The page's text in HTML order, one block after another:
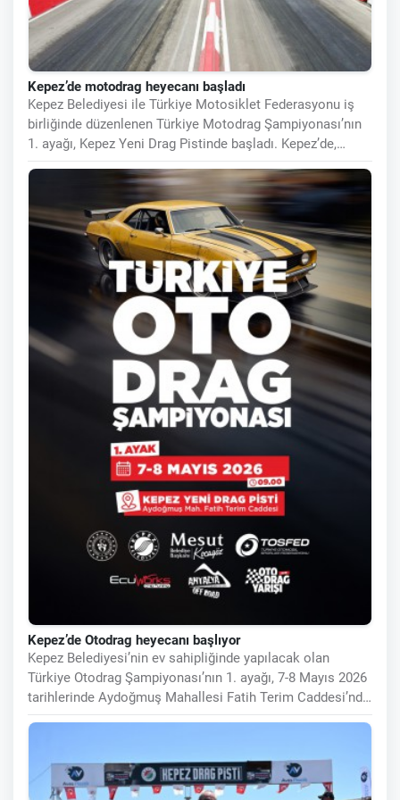
Kepez’de motodrag heyecanı başladı
Kepez Belediyesi ile Türkiye Motosiklet Federasyonu iş
birliğinde düzenlenen Türkiye Motodrag Şampiyonası’nın
1. ayağı, Kepez Yeni Drag Pistinde başladı. Kepez’de,
motor sporları
Kepez’de Otodrag heyecanı başlıyor
Kepez Belediyesi’nin ev sahipliğinde yapılacak olan
Türkiye Otodrag Şampiyonası’nın 1. ayağı, 7-8 Mayıs 2026
tarihlerinde Aydoğmuş Mahallesi Fatih Terim Caddesi’nde
bulunan